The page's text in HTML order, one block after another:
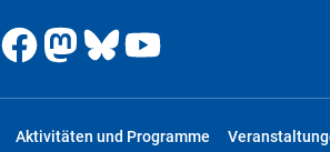
Aktivitäten und Programme